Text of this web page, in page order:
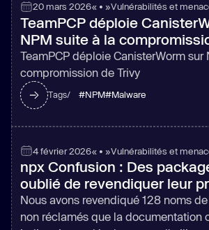
20 mars 2026« • »Vulnérabilités et
TeamPCP déploie
NPM suite à la
TeamPCP déploie CanisterWorm sur
compromission de Trivy
Tags/ #NPM#Malware
4 février 2026« • »Vulnérabilités et
npx Confusion : Des
oublié de revendiquer leur
Nous avons revendiqué 128 noms
non réclamés que la documentation